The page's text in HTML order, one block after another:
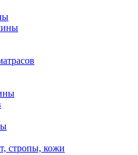
стропы, кожи